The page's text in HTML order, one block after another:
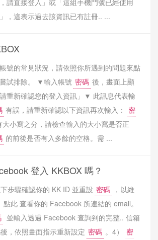
請直接登入」或「這組手機門號已經使用
，這表示過去該資訊已有註冊.. ...
號的常見狀況，請依照你所遇到的問題來點
試排除。 ▼輸入帳號 密碼 後，畫面上顯
重新確認您的登入資訊」▼ 此訊息代表輸
有誤，請重新確認以下資訊再次輸入：
密
大小寫之分，請檢查輸入的大小寫是否正
的前後是否有入多餘的空格。需 ...
登入 KKBOX 嗎？
步驟確認你的 KK ID 並重設 密碼 ，以維
此 查看你的 Facebook 所連結的 email。
並輸入透過 Facebook 查詢到的完整.. 信箱
，依照畫面指示重新設定 密碼 。4）
密